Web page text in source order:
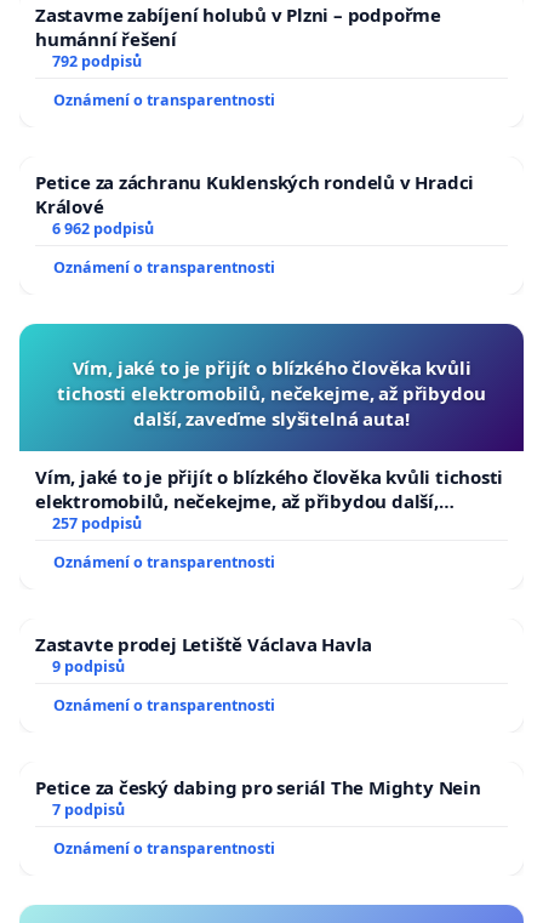
Zastavme zabíjení holubů v Plzni – podpořme
humánní řešení
792 podpisů
Oznámení o transparentnosti
Petice za záchranu Kuklenských rondelů v Hradci
Králové
6 962 podpisů
Oznámení o transparentnosti
Vím, jaké to je přijít o blízkého člověka kvůli
tichosti elektromobilů, nečekejme, až přibydou
další, zaveďme slyšitelná auta!
Vím, jaké to je přijít o blízkého člověka kvůli tichosti
elektromobilů, nečekejme, až přibydou další,
zaveďme slyšitelná auta!
257 podpisů
Oznámení o transparentnosti
Zastavte prodej Letiště Václava Havla
9 podpisů
Oznámení o transparentnosti
Petice za český dabing pro seriál The Mighty Nein
7 podpisů
Oznámení o transparentnosti